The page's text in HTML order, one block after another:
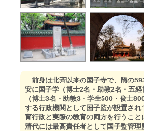
前身は北斉以来の国子寺で、隋の
安に国子学（博士2名・助教2名・五
（博士3名・助教3・学生500・俊士
する行政機関として国子監が設置さ
育行政と実際の教育の両方を行うこと
清代には最高責任者として国子監管